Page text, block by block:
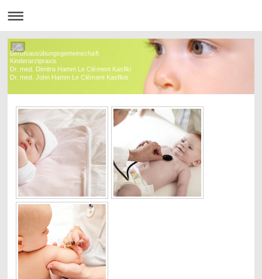
Berufsausübungsgemeinschaft
Kinderarztpraxis
Dr. med. Dimitra Hamm Le Clément Kasfiki
Dr. med. John Hamm Le Clément Kasfikis